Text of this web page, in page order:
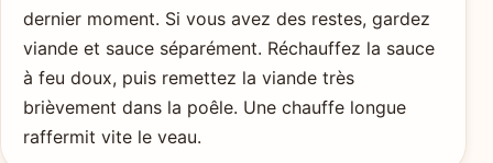
dernier moment. Si vous avez des restes, gardez
viande et sauce séparément. Réchauffez la sauce
à feu doux, puis remettez la viande très
brièvement dans la poêle. Une chauffe longue
raffermit vite le veau.